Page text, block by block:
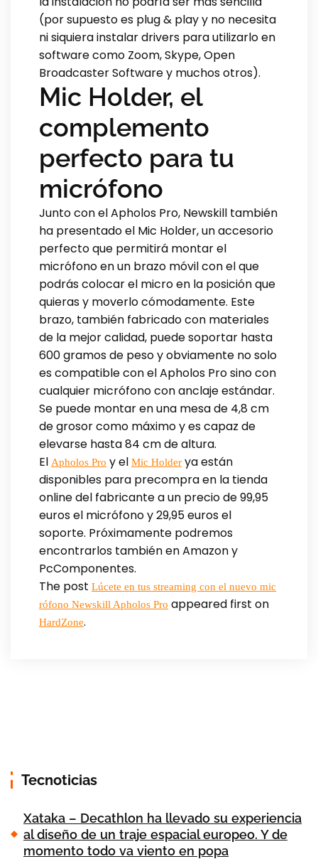
(por supuesto es plug & play y no necesita
ni siquiera instalar drivers para utilizarlo en
software como Zoom, Skype, Open
Broadcaster Software y muchos otros).
Mic Holder, el
complemento
perfecto para tu
micrófono
Junto con el Apholos Pro, Newskill también
ha presentado el Mic Holder, un accesorio
perfecto que permitirá montar el
micrófono en un brazo móvil con el que
podrás colocar el micro en la posición que
quieras y moverlo cómodamente. Este
brazo, también fabricado con materiales
de la mejor calidad, puede soportar hasta
600 gramos de peso y obviamente no solo
es compatible con el Apholos Pro sino con
cualquier micrófono con anclaje estándar.
Se puede montar en una mesa de 4,8 cm
de grosor como máximo y es capaz de
elevarse hasta 84 cm de altura.
El Apholos Pro y el Mic Holder ya están
disponibles para precompra en la tienda
online del fabricante a un precio de 99,95
euros el micrófono y 29,95 euros el
soporte. Próximamente podremos
encontrarlos también en Amazon y
PcComponentes.
The post Lúcete en tus streaming con el nuevo mic
rófono Newskill Apholos Pro appeared first on
HardZone.
Tecnoticias
Xataka – Decathlon ha llevado su experiencia
al diseño de un traje espacial europeo. Y de
momento todo va viento en popa